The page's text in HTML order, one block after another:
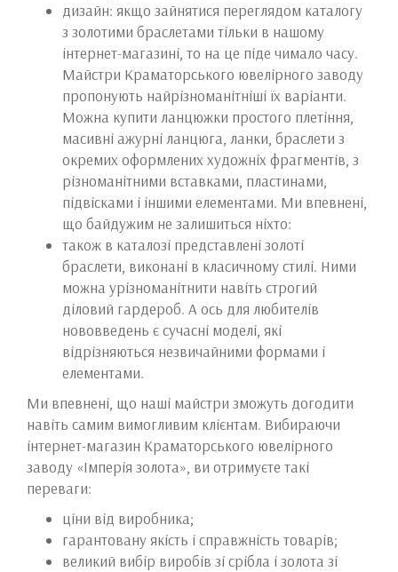
дизайн: якщо зайнятися переглядом каталогу
з золотими браслетами тільки в нашому
інтернет-магазині, то на це піде чимало часу.
Майстри Краматорського ювелірного заводу
пропонують найрізноманітніші їх варіанти.
Можна купити ланцюжки простого плетіння,
масивні ажурні ланцюга, ланки, браслети з
окремих оформлених художніх фрагментів, з
різноманітними вставками, пластинами,
підвісками і іншими елементами. Ми впевнені,
що байдужим не залишиться ніхто:
також в каталозі представлені золоті
браслети, виконані в класичному стилі. Ними
можна урізноманітнити навіть строгий
діловий гардероб. А ось для любителів
нововведень є сучасні моделі, які
відрізняються незвичайними формами і
елементами.
Ми впевнені, що наші майстри зможуть догодити
навіть самим вимогливим клієнтам. Вибираючи
інтернет-магазин Краматорського ювелірного
заводу «Імперія золота», ви отримуєте такі
переваги:
ціни від виробника;
гарантовану якість і справжність товарів;
великий вибір виробів зі срібла і золота зі